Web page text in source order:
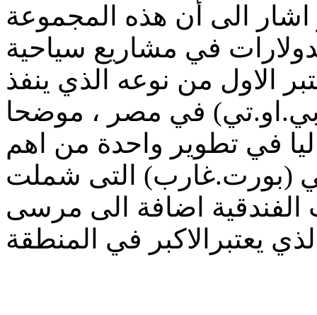
اشار الى أن هذه المجموعة
في مشاريع سياحية
الاول من نوعه الذي ينفذ
(بي.او.تي) في مصر ، موضحا
في تطوير واحدة من اهم
(بورت.غارب) التى شملت
الفندقية اضافة الى مرسى